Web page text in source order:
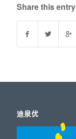
Share this entry
迪泉优